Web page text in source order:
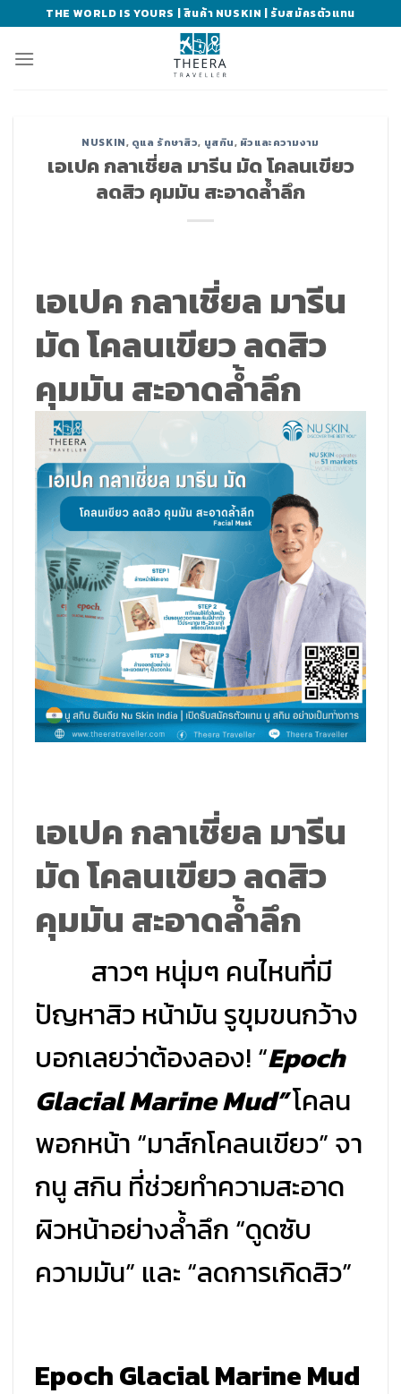
to
content
THE WORLD IS YOURS | สินค้า NUSKIN | รับสมัครตัวแทน
NUSKIN, ดูแล รักษาสิว, นูสกิน, ผิวและความงาม
เอเปค กลาเชี่ยล มารีน มัด โคลนเขียว
ลดสิว คุมมัน สะอาดล้ำลึก
เอเปค กลาเชี่ยล มารีน
มัด โคลนเขียว ลดสิว
คุมมัน สะอาดล้ำลึก
เอเปค กลาเชี่ยล มารีน
มัด โคลนเขียว ลดสิว
คุมมัน สะอาดล้ำลึก
สาวๆ หนุ่มๆ คนไหนที่มี
ปัญหาสิว หน้ามัน รูขุมขนกว้าง
บอกเลยว่าต้องลอง! “Epoch
Glacial Marine Mud”โคลน
พอกหน้า “มาส์กโคลนเขียว” จา
กนู สกิน ที่ช่วยทำความสะอาด
ผิวหน้าอย่างล้ำลึก “ดูดซับ
ความมัน” และ “ลดการเกิดสิว”
Epoch Glacial Marine Mud